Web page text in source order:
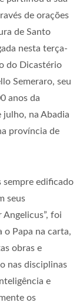
de orações
de Santo
nesta terça-
do Dicastério
Semeraro, seu
anos da
julho, na Abadia
província de
sempre edificado
seus
foi
o Papa na carta,
obras e
nas disciplinas
e
os